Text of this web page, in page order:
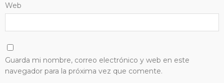
Web
Guarda mi nombre, correo electrónico y web en este
navegador para la próxima vez que comente.